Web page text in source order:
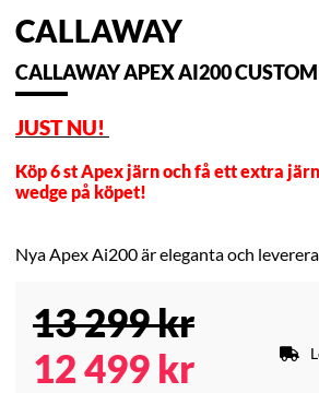
CALLAWAY
CALLAWAY APEX AI200
JUST NU!
Köp 6 st Apex järn och få ett extra
wedge på köpet!
Nya Apex Ai200 är eleganta och
13 299kr
12 499 kr